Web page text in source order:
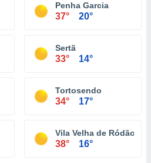
Penha Garcia
37° 20°
Sertã
33° 14°
Tortosendo
34° 17°
Vila Velha de Ródão
38° 16°